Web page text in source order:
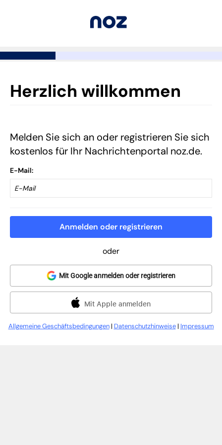
Herzlich willkommen
Melden Sie sich an oder registrieren Sie sich
kostenlos für Ihr Nachrichtenportal noz.de.
E-Mail
Anmelden oder registrieren
oder
Mit Google anmelden oder registrieren
Mit Apple anmelden
Allgemeine Geschäftsbedingungen| Datenschutzhinweise| Impressum